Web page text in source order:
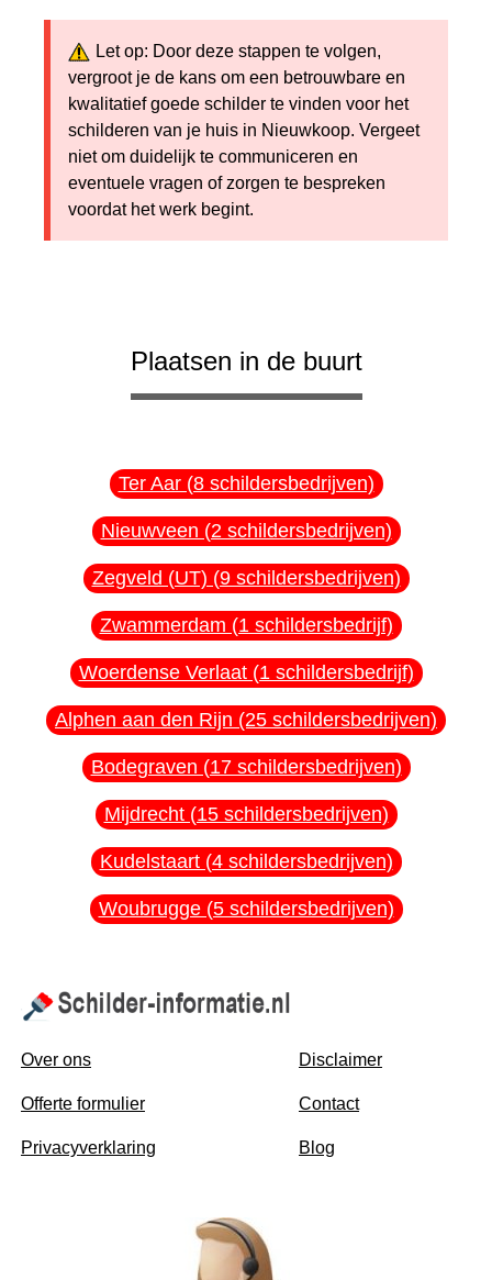
Let op: Door deze stappen te volgen,
vergroot je de kans om een betrouwbare en
kwalitatief goede schilder te vinden voor het
schilderen van je huis in Nieuwkoop. Vergeet
niet om duidelijk te communiceren en
eventuele vragen of zorgen te bespreken
voordat het werk begint.
Plaatsen in de buurt
Ter Aar (8 schildersbedrijven)
Nieuwveen (2 schildersbedrijven)
Zegveld (UT) (9 schildersbedrijven)
Zwammerdam (1 schildersbedrijf)
Woerdense Verlaat (1 schildersbedrijf)
Alphen aan den Rijn (25 schildersbedrijven)
Bodegraven (17 schildersbedrijven)
Mijdrecht (15 schildersbedrijven)
Kudelstaart (4 schildersbedrijven)
Woubrugge (5 schildersbedrijven)
Over ons
Offerte formulier
Privacyverklaring
Disclaimer
Contact
Blog